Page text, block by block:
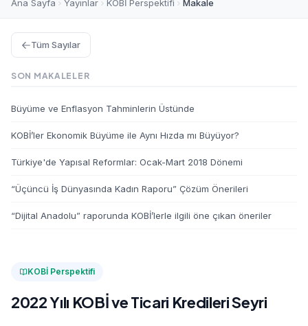
Ana Sayfa Yayınlar KOBİ Perspektifi Makale
KOBİ Perspektifi
2022 Yılı KOBİ ve Ticari Kredileri Seyri
Tüm Sayılar
SON MAKALELER
Büyüme ve Enflasyon Tahminlerin Üstünde
KOBİ’ler Ekonomik Büyüme ile Aynı Hızda mı Büyüyor?
Türkiye'de Yapısal Reformlar: Ocak-Mart 2018 Dönemi
“Üçüncü İş Dünyasında Kadın Raporu” Çözüm Önerileri
“Dijital Anadolu” raporunda KOBİ’lerle ilgili öne çıkan öneriler